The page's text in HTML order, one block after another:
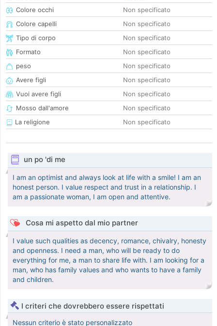
Colore occhi
Non specificato
Colore capelli
Non specificato
Tipo di corpo
Non specificato
Formato
Non specificato
peso
Non specificato
Avere figli
Non specificato
Vuoi avere figli
Non specificato
Mosso dall'amore
Non specificato
La religione
Non specificato
un po 'di me
I am an optimist and always look at life with a smile! I am an
honest person. I value respect and trust in a relationship. I
am a passionate woman, I am open and attentive.
Cosa mi aspetto dal mio partner
I value such qualities as decency, romance, chivalry, honesty
and openness. I need a man, who will be ready to do
everything for me, a man to share life with. I am looking for a
man, who has family values and who wants to have a family
and children.
I criteri che dovrebbero essere rispettati
Nessun criterio è stato personalizzato